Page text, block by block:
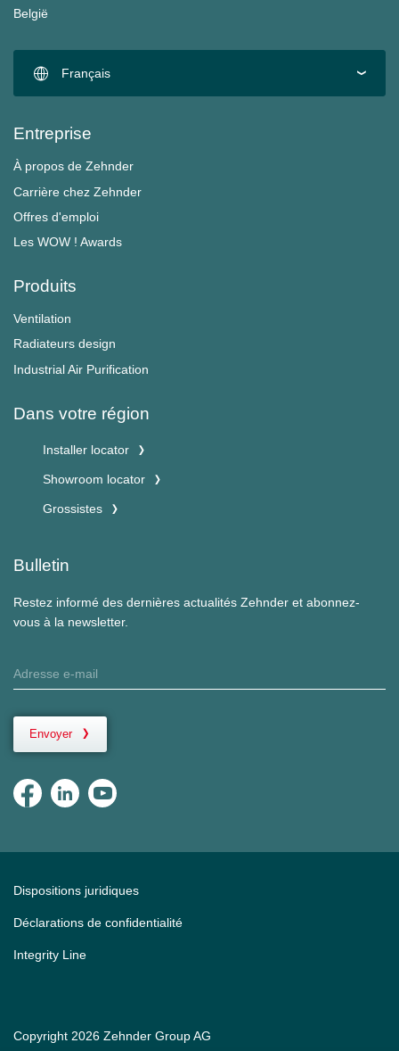
België
Français
Entreprise
À propos de Zehnder
Carrière chez Zehnder
Offres d'emploi
Les WOW ! Awards
Produits
Ventilation
Radiateurs design
Industrial Air Purification
Dans votre région
Installer locator
Showroom locator
Grossistes
Bulletin
Restez informé des dernières actualités Zehnder et abonnez-
vous à la newsletter.
Envoyer
Copyright 2026 Zehnder Group AG
Dispositions juridiques
Déclarations de confidentialité
Integrity Line